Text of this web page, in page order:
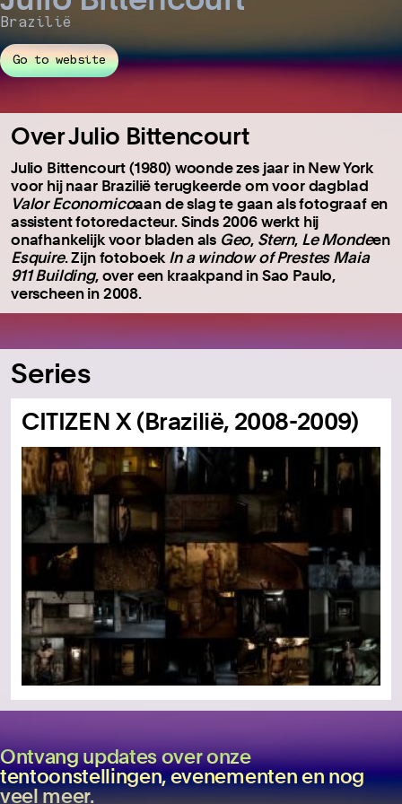
Brazilië
Go to website
Over Julio Bittencourt
Julio Bittencourt (1980) woonde zes jaar in New York
voor hij naar Brazilië terugkeerde om voor dagblad
Valor Economicoaan de slag te gaan als fotograaf en
assistent fotoredacteur. Sinds 2006 werkt hij
onafhankelijk voor bladen als Geo, Stern, Le Mondeen
Esquire. Zijn fotoboek In a window of Prestes Maia
911 Building, over een kraakpand in Sao Paulo,
verscheen in 2008.
Series
CITIZEN X (Brazilië, 2008-2009)
Ontvang updates over onze
tentoonstellingen, evenementen en nog
veel meer.